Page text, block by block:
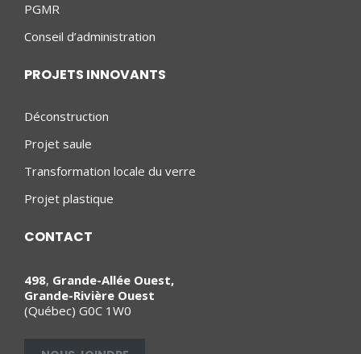
PGMR
Conseil d’administration
PROJETS INNOVANTS
Déconstruction
Projet saule
Transformation locale du verre
Projet plastique
CONTACT
498, Grande-Allée Ouest,
Grande-Rivière Ouest
(Québec) G0C 1W0